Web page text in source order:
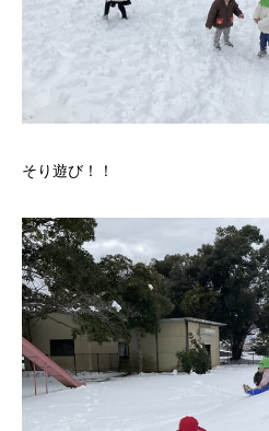
そり遊び！！